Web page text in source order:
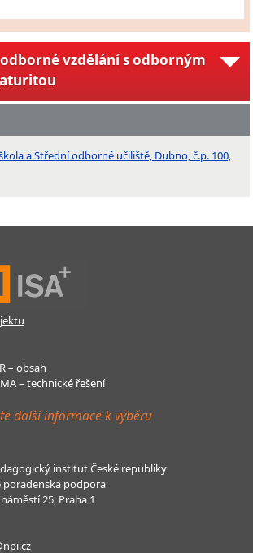
vzdělání s odborným
a Střední odborné učiliště, Dubno, č.p. 100,
– obsah
– technické řešení
další informace k výběru
institut České republiky
poradenská podpora
25, Praha 1